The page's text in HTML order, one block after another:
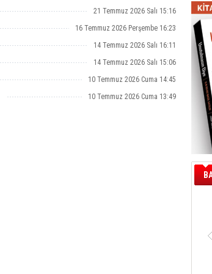
21 Temmuz 2026 Salı 15:16
16 Temmuz 2026 Perşembe 16:23
14 Temmuz 2026 Salı 16:11
14 Temmuz 2026 Salı 15:06
10 Temmuz 2026 Cuma 14:45
10 Temmuz 2026 Cuma 13:49